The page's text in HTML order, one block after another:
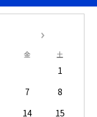
金 土
1
7
8
14
15